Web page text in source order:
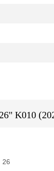
K010
26